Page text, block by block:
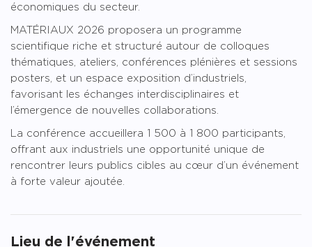
économiques du secteur.
MATÉRIAUX 2026 proposera un programme
scientifique riche et structuré autour de colloques
thématiques, ateliers, conférences plénières et sessions
posters, et un espace exposition d’industriels,
favorisant les échanges interdisciplinaires et
l’émergence de nouvelles collaborations.
La conférence accueillera 1 500 à 1 800 participants,
offrant aux industriels une opportunité unique de
rencontrer leurs publics cibles au cœur d’un événement
à forte valeur ajoutée.
Lieu de l'événement